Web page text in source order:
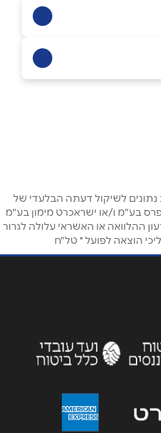
לשיקול דעתה הבלעדי של
בע"מ ו/או ישראכרט מימון בע"מ
ההלוואה או האשראי עלולה לגרור
הוצאה לפועל * טל"ח